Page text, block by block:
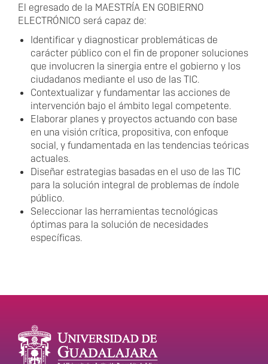
El egresado de la MAESTRÍA EN GOBIERNO
ELECTRÓNICO será capaz de:
Identificar y diagnosticar problemáticas de
carácter público con el fin de proponer soluciones
que involucren la sinergia entre el gobierno y los
ciudadanos mediante el uso de las TIC.
Contextualizar y fundamentar las acciones de
intervención bajo el ámbito legal competente.
Elaborar planes y proyectos actuando con base
en una visión crítica, propositiva, con enfoque
social, y fundamentada en las tendencias teóricas
actuales.
Diseñar estrategias basadas en el uso de las TIC
para la solución integral de problemas de índole
público.
Seleccionar las herramientas tecnológicas
óptimas para la solución de necesidades
específicas.
Enlaces de interés
Información del
portal